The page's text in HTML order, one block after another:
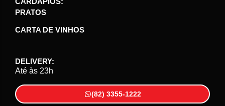
PRATOS
CARTA DE VINHOS
DELIVERY:
Até às 23h
(82) 3355-1222